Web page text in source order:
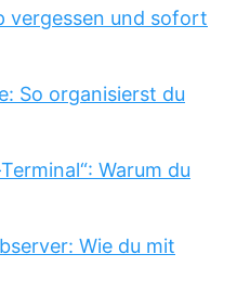
vergessen und sofort
So organisierst du
Warum du
Wie du mit